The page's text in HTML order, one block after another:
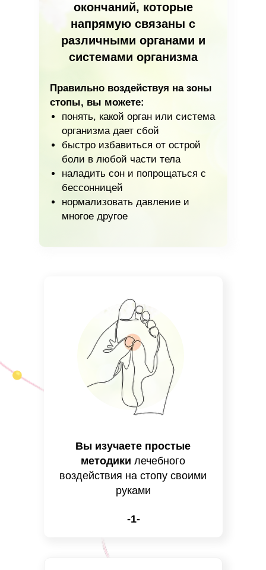
окончаний, которые
напрямую связаны с
различными органами и
системами организма
Правильно воздействуя на зоны
стопы, вы можете:
понять, какой орган или система
организма дает сбой
быстро избавиться от острой
боли в любой части тела
наладить сон и попрощаться с
бессонницей
нормализовать давление и
многое другое
Вы изучаете простые
методики лечебного
воздействия на стопу своими
руками
-1-